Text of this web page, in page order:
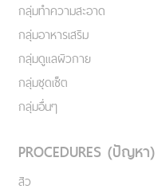
กลุ่มทำความสะอาด
กลุ่มอาหารเสริม
กลุ่มดูแลผิวกาย
กลุ่มชุดเซ็ต
กลุ่มอื่นๆ
PROCEDURES (ปัญหา)
สิว